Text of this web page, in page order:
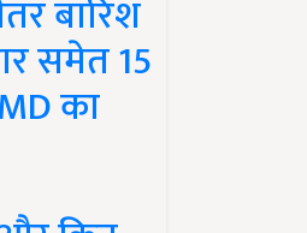
बारिश
समेत 15
का